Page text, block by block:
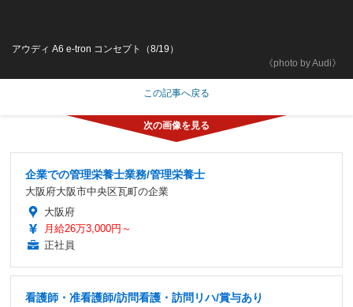
《photo by Audi》
アウディ A6 e-tron コンセプト（8/19）
この記事へ戻る
企業での管理栄養士業務/管理栄養士
大阪府大阪市中央区瓦町の企業
大阪府
月給26万3,000円～
正社員
看護師・准看護師/訪問看護・訪問リハ/賞与あり